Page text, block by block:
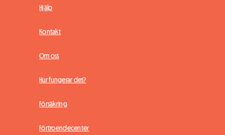
Hjälp
Kontakt
Om oss
Hur fungerar det?
Försäkring
Förtroendecenter